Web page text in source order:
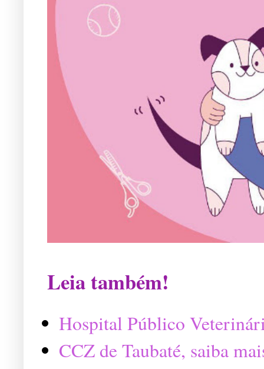
Leia também!
Hospital Público
CCZ de Taubaté, saiba